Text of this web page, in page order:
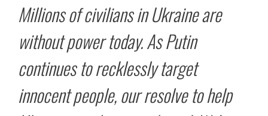
Millions of civilians in Ukraine are
without power today. As Putin
continues to recklessly target
innocent people, our resolve to help